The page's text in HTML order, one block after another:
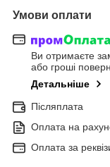
Умови оплати
Ви отримаєте
або гроші
Детальніше
Післяплата
Оплата на
Оплата за